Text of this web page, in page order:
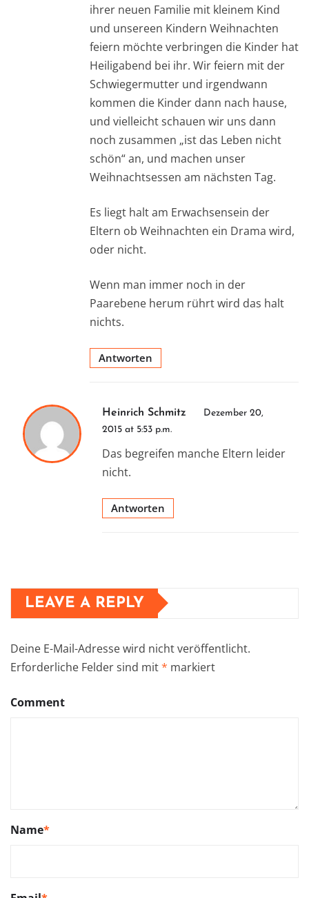
ihrer neuen Familie mit kleinem Kind
und unsereen Kindern Weihnachten
feiern möchte verbringen die Kinder hat
Heiligabend bei ihr. Wir feiern mit der
Schwiegermutter und irgendwann
kommen die Kinder dann nach hause,
und vielleicht schauen wir uns dann
noch zusammen „ist das Leben nicht
schön“ an, und machen unser
Weihnachtsessen am nächsten Tag.
Es liegt halt am Erwachsensein der
Eltern ob Weihnachten ein Drama wird,
oder nicht.
Wenn man immer noch in der
Paarebene herum rührt wird das halt
nichts.
Antworten
Heinrich Schmitz
Dezember 20,
2015 at 5:53 p.m.
Das begreifen manche Eltern leider
nicht.
Antworten
LEAVE A REPLY
Deine E-Mail-Adresse wird nicht veröffentlicht.
Erforderliche Felder sind mit* markiert
Comment
Name*